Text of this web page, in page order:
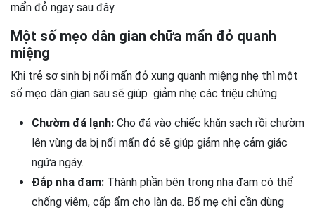
mẩn đỏ ngay sau đây.
Một số mẹo dân gian chữa mẩn đỏ quanh
miệng
Khi trẻ sơ sinh bị nổi mẩn đỏ xung quanh miệng nhẹ thì một
số mẹo dân gian sau sẽ giúp giảm nhẹ các triệu chứng.
Chườm đá lạnh: Cho đá vào chiếc khăn sạch rồi chườm
lên vùng da bị nổi mẩn đỏ sẽ giúp giảm nhẹ cảm giác
ngứa ngáy.
Đắp nha đam: Thành phần bên trong nha đam có thể
chống viêm, cấp ẩm cho làn da. Bố mẹ chỉ cần dùng